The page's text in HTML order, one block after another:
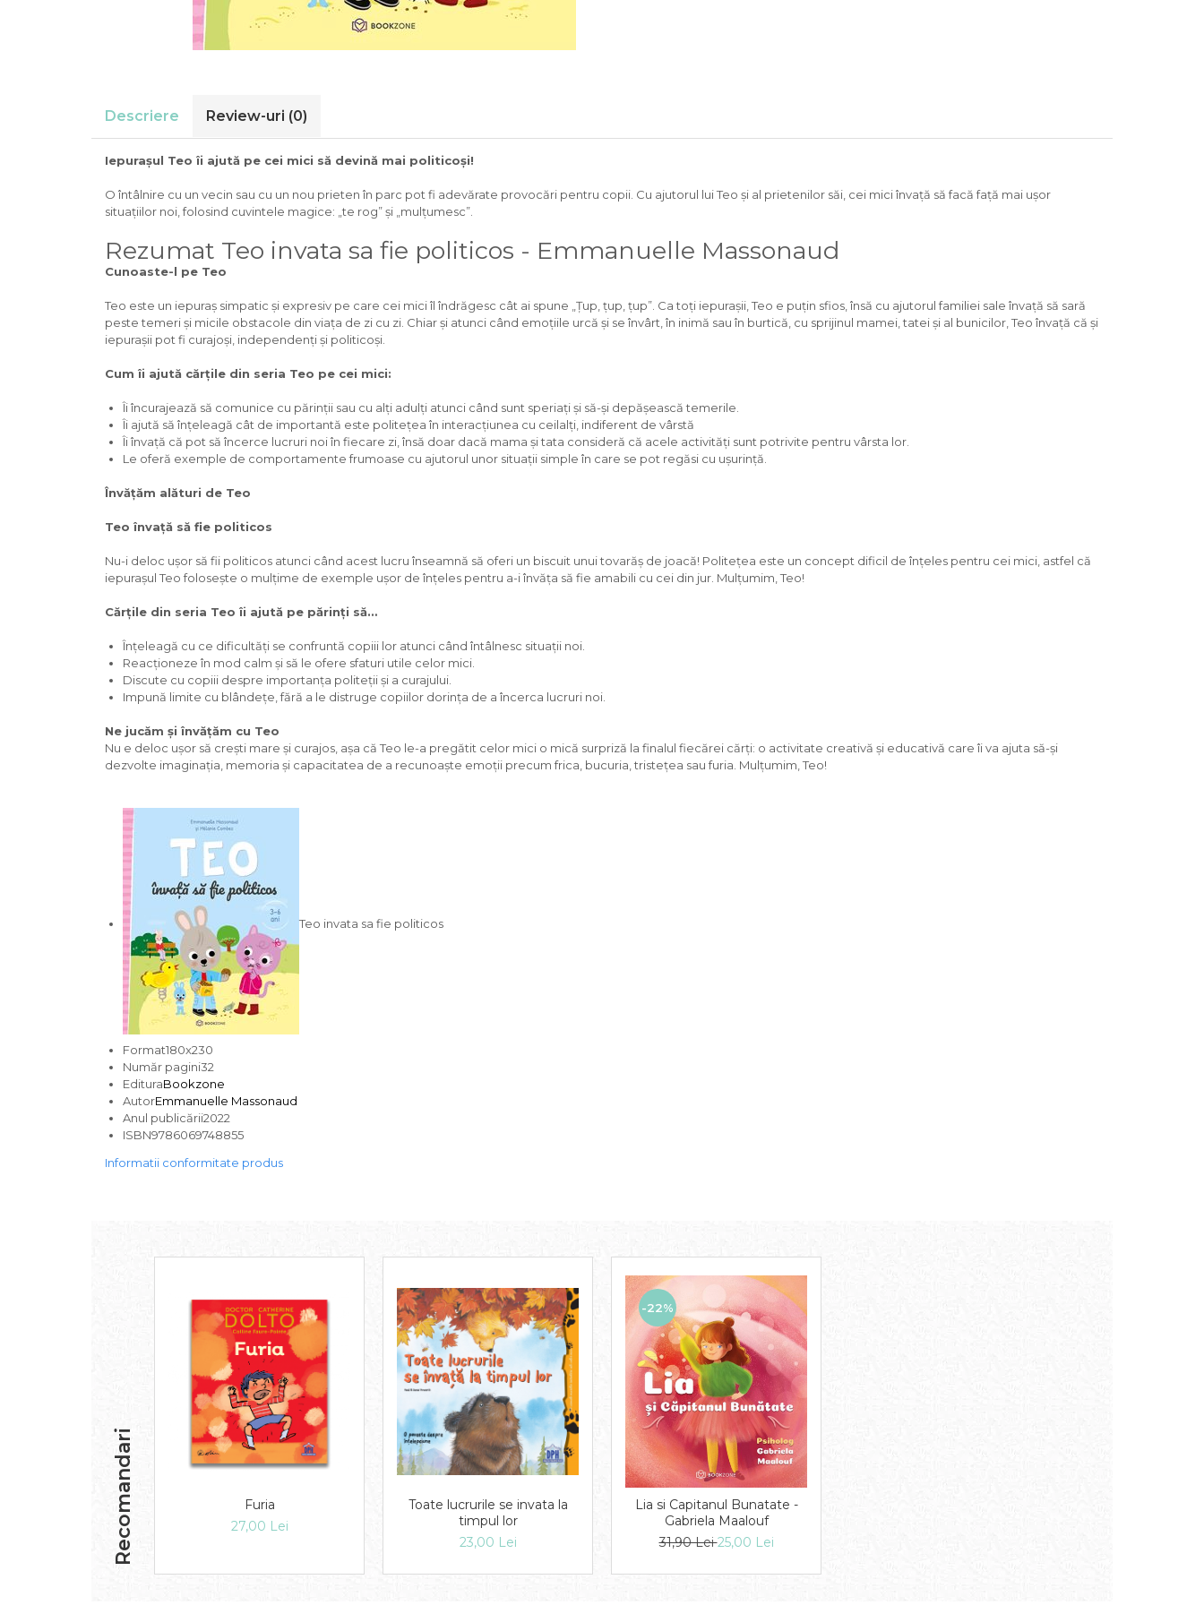
Descriere Review-uri (0)
Iepurașul Teo îi ajută pe cei mici să devină mai politicoși!
O întâlnire cu un vecin sau cu un nou prieten în parc pot fi adevărate provocări pentru copii. Cu ajutorul lui Teo și al prietenilor săi, cei mici învață să facă față mai ușor
situațiilor noi, folosind cuvintele magice: „te rog” și „mulțumesc”.
Rezumat Teo invata sa fie politicos - Emmanuelle Massonaud
Cunoaste-l pe Teo
Teo este un iepuraș simpatic și expresiv pe care cei mici îl îndrăgesc cât ai spune „Țup, țup, țup”. Ca toți iepurașii, Teo e puțin sfios, însă cu ajutorul familiei sale învață să sară
peste temeri și micile obstacole din viața de zi cu zi. Chiar și atunci când emoțiile urcă și se învârt, în inimă sau în burtică, cu sprijinul mamei, tatei și al bunicilor, Teo învață că și
iepurașii pot fi curajoși, independenți și politicoși.
Cum îi ajută cărțile din seria Teo pe cei mici:
Îi încurajează să comunice cu părinții sau cu alți adulți atunci când sunt speriați și să-și depășească temerile.
Îi ajută să înțeleagă cât de importantă este politețea în interacțiunea cu ceilalți, indiferent de vârstă
Îi învață că pot să încerce lucruri noi în fiecare zi, însă doar dacă mama și tata consideră că acele activități sunt potrivite pentru vârsta lor.
Le oferă exemple de comportamente frumoase cu ajutorul unor situații simple în care se pot regăsi cu ușurință.
Învățăm alături de Teo
Teo învață să fie politicos
Nu-i deloc ușor să fii politicos atunci când acest lucru înseamnă să oferi un biscuit unui tovarăș de joacă! Politețea este un concept dificil de înțeles pentru cei mici, astfel că
iepurașul Teo folosește o mulțime de exemple ușor de înțeles pentru a-i învăța să fie amabili cu cei din jur. Mulțumim, Teo!
Cărțile din seria Teo îi ajută pe părinți să…
Înțeleagă cu ce dificultăți se confruntă copiii lor atunci când întâlnesc situații noi.
Reacționeze în mod calm și să le ofere sfaturi utile celor mici.
Discute cu copiii despre importanța politeții și a curajului.
Impună limite cu blândețe, fără a le distruge copiilor dorința de a încerca lucruri noi.
Ne jucăm și învățăm cu Teo
Nu e deloc ușor să crești mare și curajos, așa că Teo le-a pregătit celor mici o mică surpriză la finalul fiecărei cărți: o activitate creativă și educativă care îi va ajuta să-și
dezvolte imaginația, memoria și capacitatea de a recunoaște emoții precum frica, bucuria, tristețea sau furia. Mulțumim, Teo!
Teo invata sa fie politicos
Format180x230
Număr pagini32
EdituraBookzone
AutorEmmanuelle Massonaud
Anul publicării2022
ISBN9786069748855
Informatii conformitate produs
Recomandari
Furia
27,00 Lei
Toate lucrurile se invata la
timpul lor
23,00 Lei
-22%
Lia si Capitanul Bunatate -
Gabriela Maalouf
31,90 Lei25,00 Lei